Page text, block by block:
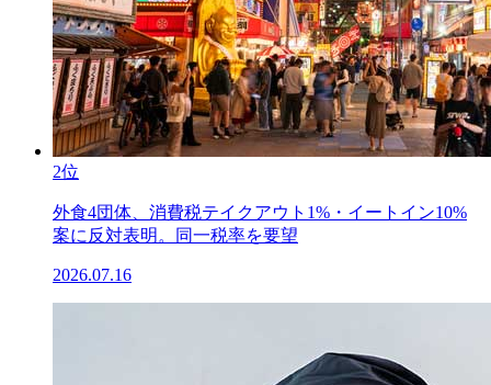
2位
外食4団体、消費税テイクアウト1%・イートイン10%
案に反対表明。同一税率を要望
2026.07.16